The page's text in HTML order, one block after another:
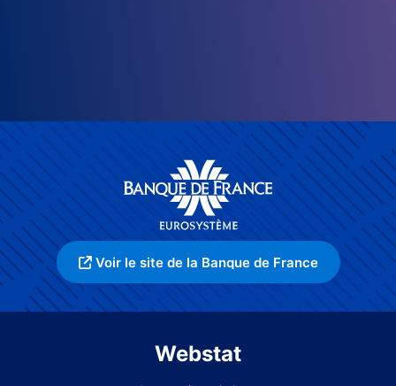
Voir le site de la Banque de France
Webstat